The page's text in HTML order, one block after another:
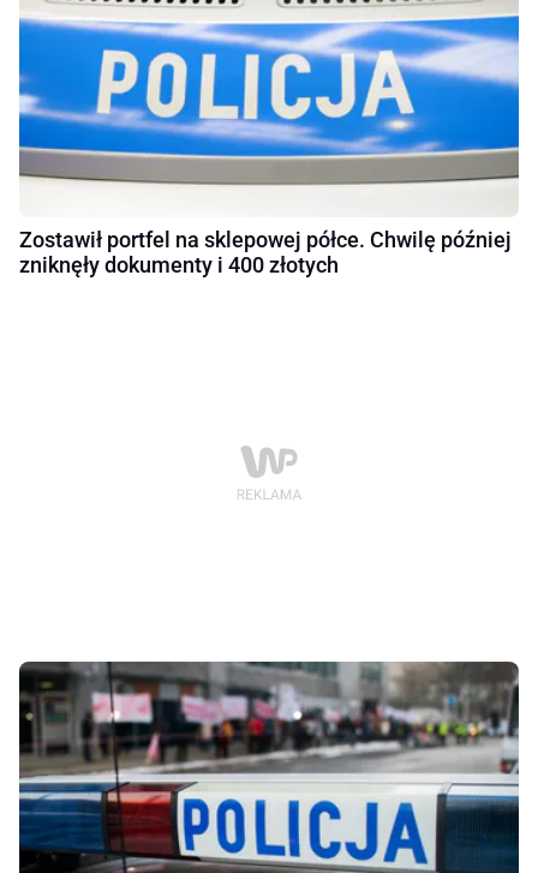
Zostawił portfel na sklepowej półce. Chwilę później
zniknęły dokumenty i 400 złotych